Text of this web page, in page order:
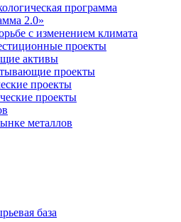
программа
2.0»
с изменением климата
проекты
активы
проекты
проекты
проекты
металлов
база